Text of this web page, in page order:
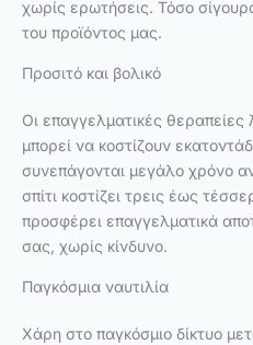
χωρίς ερωτήσεις. Τόσο
του προϊόντος μας.
Προσιτό και βολικό
Οι επαγγελματικές
μπορεί να κοστίζουν
συνεπάγονται μεγάλο χρόνο
σπίτι κοστίζει τρεις έως
προσφέρει επαγγελματικά
σας, χωρίς κίνδυνο.
Παγκόσμια ναυτιλία
Χάρη στο παγκόσμιο δίκτυο